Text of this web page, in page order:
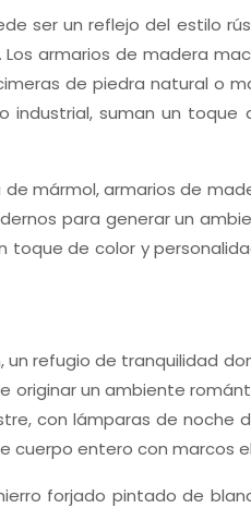
ser un reflejo del estilo
armarios de madera
de piedra natural o
suman un
mármol, armarios de
para generar un
de color y
un refugio de tranquilidad
un ambiente
con lámparas de noche
cuerpo entero con
forjado pintado de